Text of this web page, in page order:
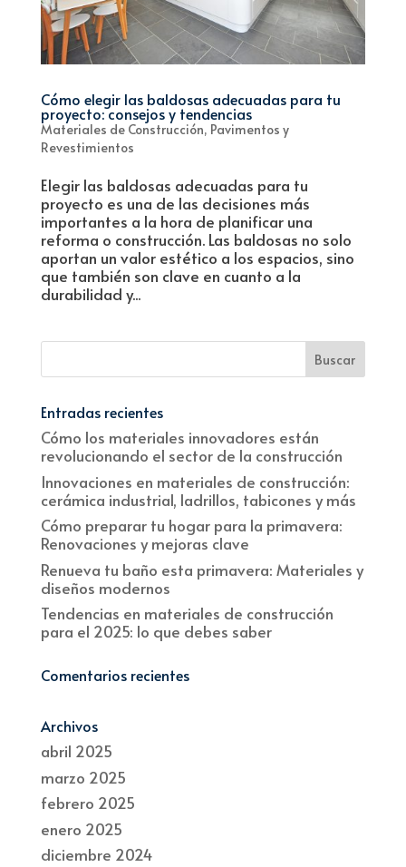
Cómo elegir las baldosas adecuadas para tu
proyecto: consejos y tendencias
Materiales de Construcción, Pavimentos y
Revestimientos
Elegir las baldosas adecuadas para tu
proyecto es una de las decisiones más
importantes a la hora de planificar una
reforma o construcción. Las baldosas no solo
aportan un valor estético a los espacios, sino
que también son clave en cuanto a la
durabilidad y...
Entradas recientes
Cómo los materiales innovadores están
revolucionando el sector de la construcción
Innovaciones en materiales de construcción:
cerámica industrial, ladrillos, tabicones y más
Cómo preparar tu hogar para la primavera:
Renovaciones y mejoras clave
Renueva tu baño esta primavera: Materiales y
diseños modernos
Tendencias en materiales de construcción
para el 2025: lo que debes saber
Comentarios recientes
Archivos
abril 2025
marzo 2025
febrero 2025
enero 2025
diciembre 2024